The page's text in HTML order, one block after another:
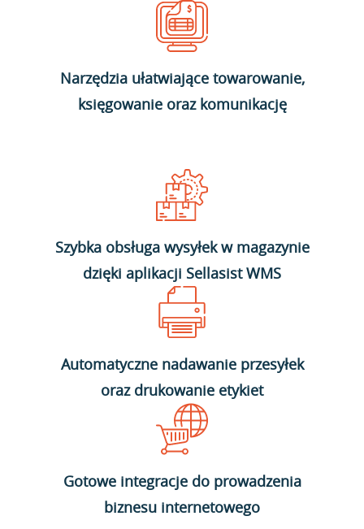
Narzędzia ułatwiające towarowanie,
księgowanie oraz komunikację
Szybka obsługa wysyłek w magazynie
dzięki aplikacji Sellasist WMS
Automatyczne nadawanie przesyłek
oraz drukowanie etykiet
Gotowe integracje do prowadzenia
biznesu internetowego